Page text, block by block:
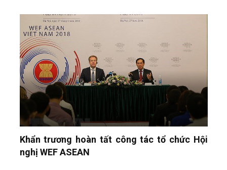
Khẩn trương hoàn tất công tác tổ chức Hội
nghị WEF ASEAN